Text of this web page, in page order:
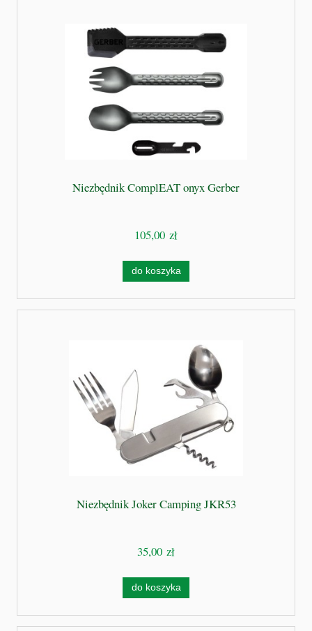
Niezbędnik ComplEAT onyx Gerber
105,00 zł
do koszyka
Niezbędnik Joker Camping JKR53
35,00 zł
do koszyka